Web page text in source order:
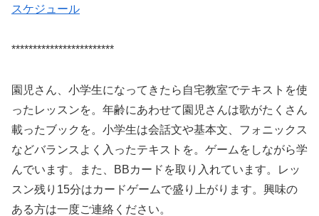
スケジュール
************************
園児さん、小学生になってきたら自宅教室でテキストを使
ったレッスンを。年齢にあわせて園児さんは歌がたくさん
載ったブックを。小学生は会話文や基本文、フォニックス
などバランスよく入ったテキストを。ゲームをしながら学
んでいます。また、BBカードを取り入れています。レッ
スン残り15分はカードゲームで盛り上がります。興味の
ある方は一度ご連絡ください。